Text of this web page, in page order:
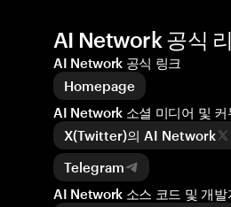
AI Network 공식
AI Network 공식 링크
Homepage
AI Network 소셜 미디어 및 커
X(Twitter)의 AI Network
Telegram
AI Network 소스 코드 및 개발